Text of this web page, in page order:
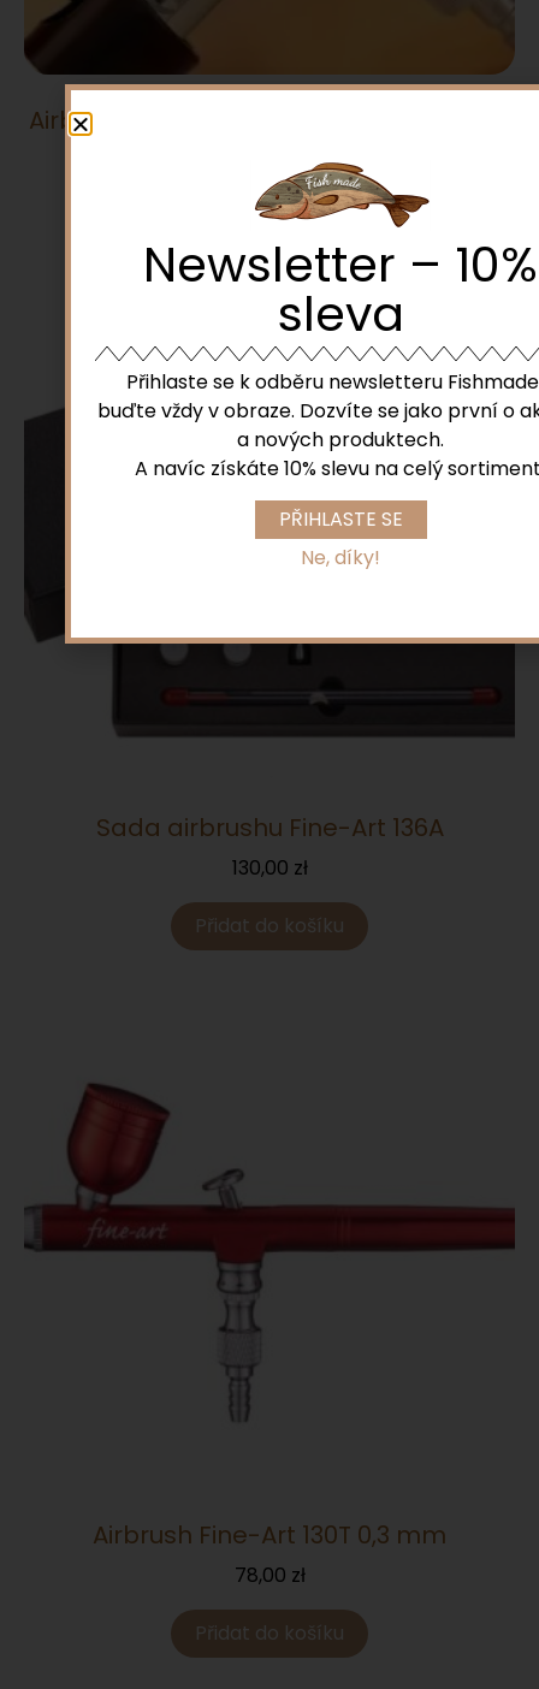
Airbrush H&S INFINITY 2024 CRplus SOLO
zł
Přidat do košíku
Sada airbrushu Fine-Art 136A
130,00 zł
Přidat do košíku
Airbrush Fine-Art 130T 0,3 mm
78,00 zł
Přidat do košíku
Newsletter – 10%
sleva
Přihlaste se k odběru newsletteru
buďte vždy v obraze. Dozvíte se jako první o
a nových produktech.
A navíc získáte 10% slevu na celý
PŘIHLASTE SE
Ne, díky!